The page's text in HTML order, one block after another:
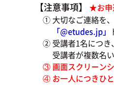
【注意事項】
★お申
① 大切なご連絡を
「@etudes.jp」
② 受講者1名につき
受講者が複数名い
③ 画面スクリーンシ
④ お一人につきひと